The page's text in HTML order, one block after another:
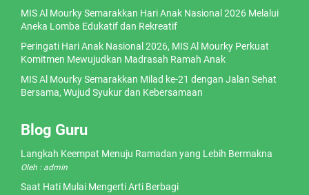
MIS Al Mourky Semarakkan Hari Anak Nasional 2026 Melalui
Aneka Lomba Edukatif dan Rekreatif
Peringati Hari Anak Nasional 2026, MIS Al Mourky Perkuat
Komitmen Mewujudkan Madrasah Ramah Anak
MIS Al Mourky Semarakkan Milad ke-21 dengan Jalan Sehat
Bersama, Wujud Syukur dan Kebersamaan
Blog Guru
Langkah Keempat Menuju Ramadan yang Lebih Bermakna
Oleh : admin
Saat Hati Mulai Mengerti Arti Berbagi